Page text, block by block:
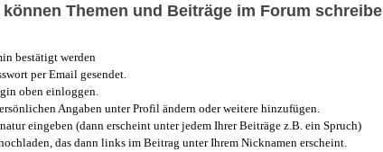
Themen und Beiträge im Forum
bestätigt werden
per Email gesendet.
oben einloggen.
Angaben unter Profil ändern oder weitere hinzufügen.
eingeben (dann erscheint unter jedem Ihrer Beiträge z.B. ein Spruch)
das dann links im Beitrag unter Ihrem Nicknamen erscheint.